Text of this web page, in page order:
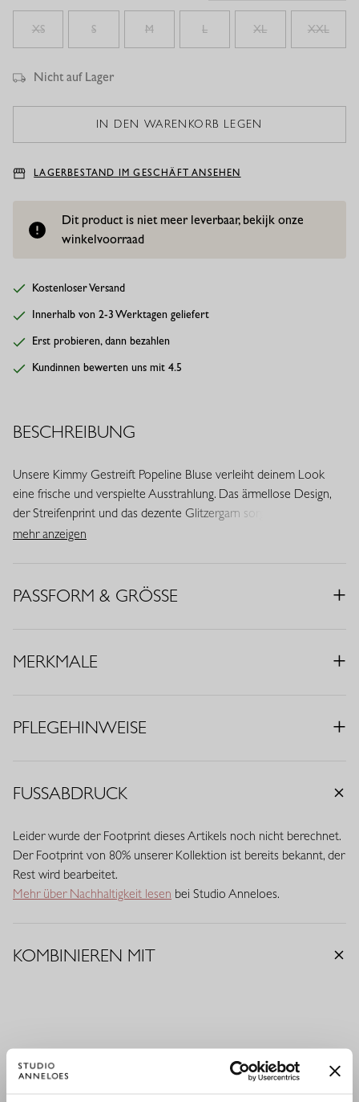
XS S M L XL XXL
Nicht auf Lager
LAGERBESTAND IM GESCHÄFT ANSEHEN
Dit product is niet meer leverbaar, bekijk onze
winkelvoorraad
Kostenloser Versand
Innerhalb von 2-3 Werktagen geliefert
Erst probieren, dann bezahlen
Kundinnen bewerten uns mit 4.5
BESCHREIBUNG
Unsere Kimmy Gestreift Popeline Bluse verleiht deinem Look
eine frische und verspielte Ausstrahlung. Das ärmellose Design,
der Streifenprint und das dezente Glitzergarn sorgen für eine
moderne und feminine Optik. Die Kombination aus
• Farben: Orchideenorange, Pop Pink
• Klassischer Kragen
• Material: Baumwollmix (83% Viskose, 16% Polyamid, 1%
mehr anzeigen
PASSFORM & GRÖSSE
MERKMALE
PFLEGEHINWEISE
FUSSABDRUCK
Leider wurde der Footprint dieses Artikels noch nicht berechnet.
Der Footprint von 80% unserer Kollektion ist bereits bekannt, der
Rest wird bearbeitet.
Mehr über Nachhaltigkeit lesen bei Studio Anneloes.
KOMBINIEREN MIT